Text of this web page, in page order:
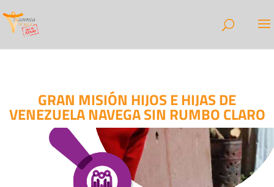
GRAN MISIÓN HIJOS E HIJAS DE
VENEZUELA NAVEGA SIN RUMBO CLARO